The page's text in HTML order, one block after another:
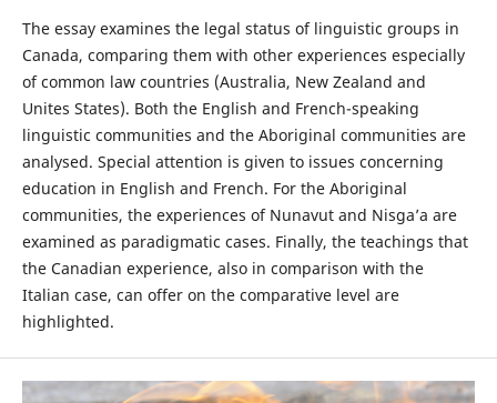
The essay examines the legal status of linguistic groups in
Canada, comparing them with other experiences especially
of common law countries (Australia, New Zealand and
Unites States). Both the English and French-speaking
linguistic communities and the Aboriginal communities are
analysed. Special attention is given to issues concerning
education in English and French. For the Aboriginal
communities, the experiences of Nunavut and Nisga’a are
examined as paradigmatic cases. Finally, the teachings that
the Canadian experience, also in comparison with the
Italian case, can offer on the comparative level are
highlighted.